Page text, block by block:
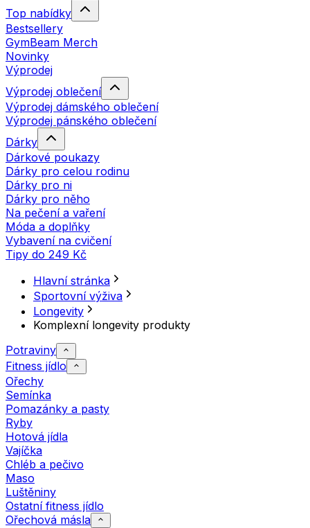
Top nabídky
Bestsellery
GymBeam Merch
Novinky
Výprodej
Výprodej oblečení
Výprodej dámského oblečení
Výprodej pánského oblečení
Dárky
Dárkové poukazy
Dárky pro celou rodinu
Dárky pro ni
Dárky pro něho
Na pečení a vaření
Móda a doplňky
Vybavení na cvičení
Tipy do 249 Kč
Hlavní stránka
Sportovní výživa
Longevity
Komplexní longevity produkty
Potraviny
Fitness jídlo
Ořechy
Semínka
Pomazánky a pasty
Ryby
Hotová jídla
Vajíčka
Chléb a pečivo
Maso
Luštěniny
Ostatní fitness jídlo
Ořechová másla